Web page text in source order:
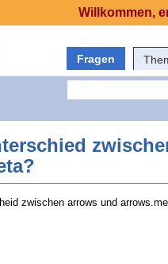
Fragen
zwischen arrows und
Willkommen,